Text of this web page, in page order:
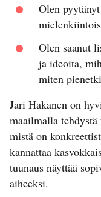
Olen
Olen saanut
ja ideoita,
miten
Jari Hakanen on
maailmalla
mistä on
kannattaa
tuunaus näyttää
aiheeksi.